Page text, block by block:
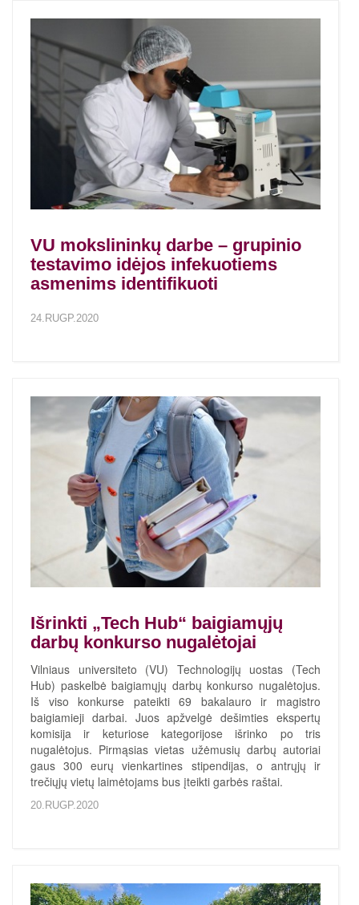
VU mokslininkų darbe – grupinio
testavimo idėjos infekuotiems
asmenims identifikuoti
24.RUGP.2020
Išrinkti „Tech Hub“ baigiamųjų
darbų konkurso nugalėtojai
Vilniaus universiteto (VU) Technologijų uostas (Tech
Hub) paskelbė baigiamųjų darbų konkurso nugalėtojus.
Iš viso konkurse pateikti 69 bakalauro ir magistro
baigiamieji darbai. Juos apžvelgė dešimties ekspertų
komisija ir keturiose kategorijose išrinko po tris
nugalėtojus. Pirmąsias vietas užėmusių darbų autoriai
gaus 300 eurų vienkartines stipendijas, o antrųjų ir
trečiųjų vietų laimėtojams bus įteikti garbės raštai.
20.RUGP.2020